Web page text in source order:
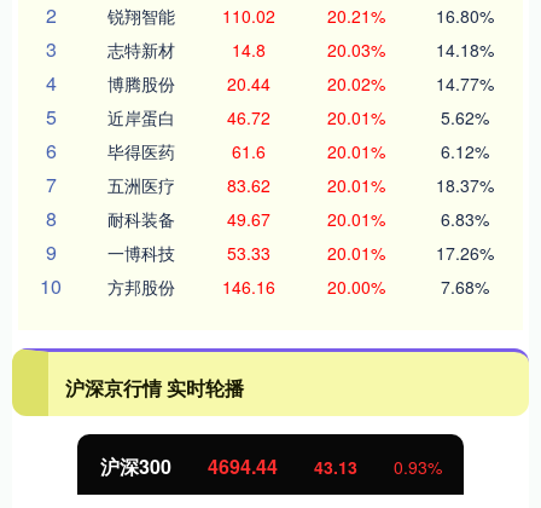
2 锐翔智能 110.02 20.21% 16.80%
3 志特新材 14.8 20.03% 14.18%
4 博腾股份 20.44 20.02% 14.77%
5 近岸蛋白 46.72 20.01% 5.62%
6 毕得医药 61.6 20.01% 6.12%
7 五洲医疗 83.62 20.01% 18.37%
8 耐科装备 49.67 20.01% 6.83%
9 一博科技 53.33 20.01% 17.26%
10 方邦股份 146.16 20.00% 7.68%
沪深京行情 实时轮播
北证50 1134.24 11.37